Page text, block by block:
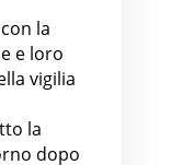
la
e loro
vigilia
la
dopo